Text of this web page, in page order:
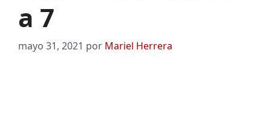
a 7
mayo 31, 2021 por Mariel Herrera